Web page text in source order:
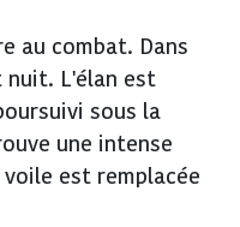
au combat. Dans
L'élan est
sous la
une intense
est remplacée